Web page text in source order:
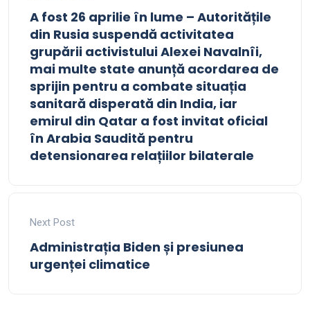
A fost 26 aprilie în lume – Autoritățile
din Rusia suspendă activitatea
grupării activistului Alexei Navalnîi,
mai multe state anunță acordarea de
sprijin pentru a combate situația
sanitară disperată din India, iar
emirul din Qatar a fost invitat oficial
în Arabia Saudită pentru
detensionarea relațiilor bilaterale
Next Post
Administrația Biden și presiunea
urgenței climatice